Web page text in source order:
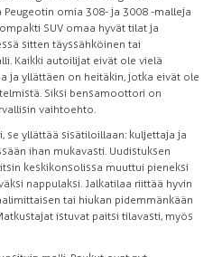
omia 308- ja 3008 -malleja
SUV omaa hyvät tilat ja
sitten täyssähköinen tai
Kaikki autoilijat eivät ole vielä
ja yllättäen on heitäkin, jotka eivät ole
Siksi bensamoottori on
vaihtoehto.
se yllättää sisätiloillaan: kuljettaja ja
ihan mukavasti. Uudistuksen
keskikonsolissa muuttui pieneksi
nappulaksi. Jalkatilaa riittää hyvin
tai hiukan pidemmänkään
istuvat paitsi tilavasti, myös